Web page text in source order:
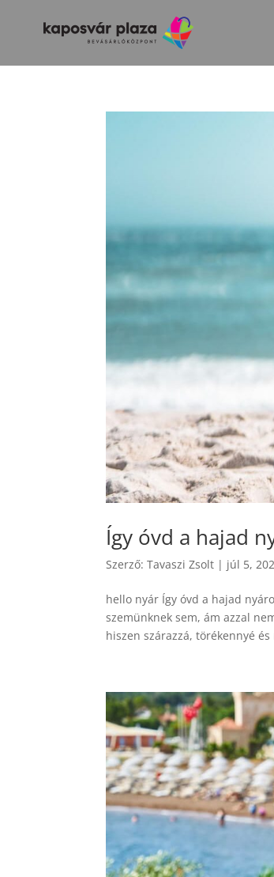
Így óvd a hajad
Szerző:Tavaszi Zsolt | júl 5,
hello nyár Így óvd a hajad
szemünknek sem, ám azzal
hiszen szárazzá, törékennyé